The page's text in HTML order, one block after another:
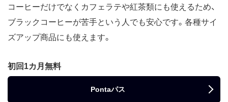
コーヒーだけでなくカフェラテや紅茶類にも使えるため、
ブラックコーヒーが苦手という人でも安心です。各種サイ
ズアップ商品にも使えます。
初回1カ月無料
Pontaパス